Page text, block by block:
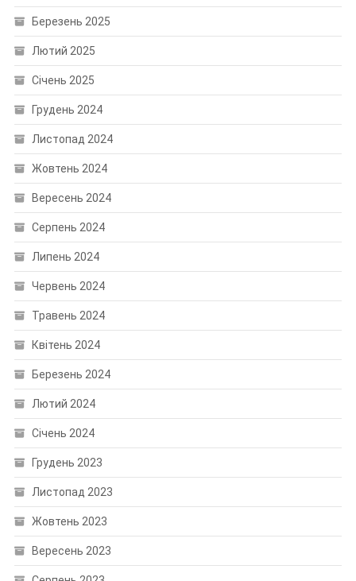
Березень 2025
Лютий 2025
Січень 2025
Грудень 2024
Листопад 2024
Жовтень 2024
Вересень 2024
Серпень 2024
Липень 2024
Червень 2024
Травень 2024
Квітень 2024
Березень 2024
Лютий 2024
Січень 2024
Грудень 2023
Листопад 2023
Жовтень 2023
Вересень 2023